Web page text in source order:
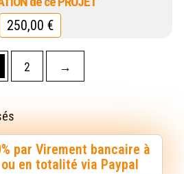
250,00 €
2 →
par Virement bancaire à
en totalité via Paypal